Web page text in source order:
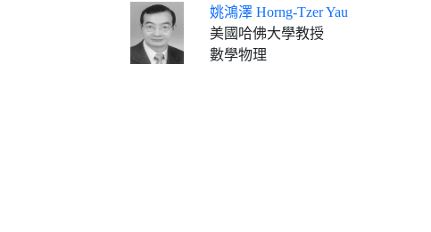
姚鴻澤 Horng-Tzer Yau
美國哈佛大學教授
數學物理